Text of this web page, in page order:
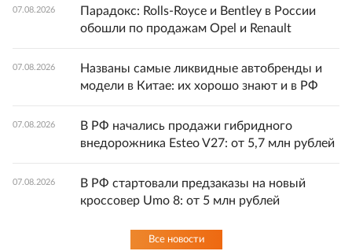
07.08.2026
Парадокс: Rolls-Royce и Bentley в России
обошли по продажам Opel и Renault
07.08.2026
Названы самые ликвидные автобренды и
модели в Китае: их хорошо знают и в РФ
07.08.2026
В РФ начались продажи гибридного
внедорожника Esteo V27: от 5,7 млн рублей
07.08.2026
В РФ стартовали предзаказы на новый
кроссовер Umo 8: от 5 млн рублей
Все новости